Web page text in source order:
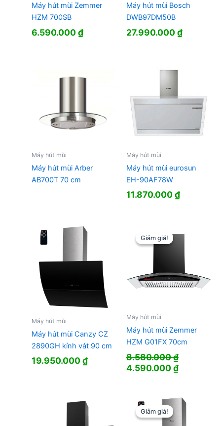
Máy hút mùi Zemmer
HZM 700SB
6.590.000₫
Máy hút mùi Bosch
DWB97DM50B
27.990.000₫
Máy hút mùi
Máy hút mùi Arber
AB700T 70 cm
Máy hút mùi
Máy hút mùi eurosun
EH-90AF78W
11.870.000₫
Máy hút mùi
Máy hút mùi Canzy CZ
2890GH kính vát 90 cm
19.950.000₫
Giảm giá!
Giảm giá!
Máy hút mùi
Máy hút mùi Zemmer
HZM G01FX 70cm
8.580.000₫
Giá
8.580.000 ₫.
4.590.000₫Giá
là:
Giảm giá!
Giảm giá!